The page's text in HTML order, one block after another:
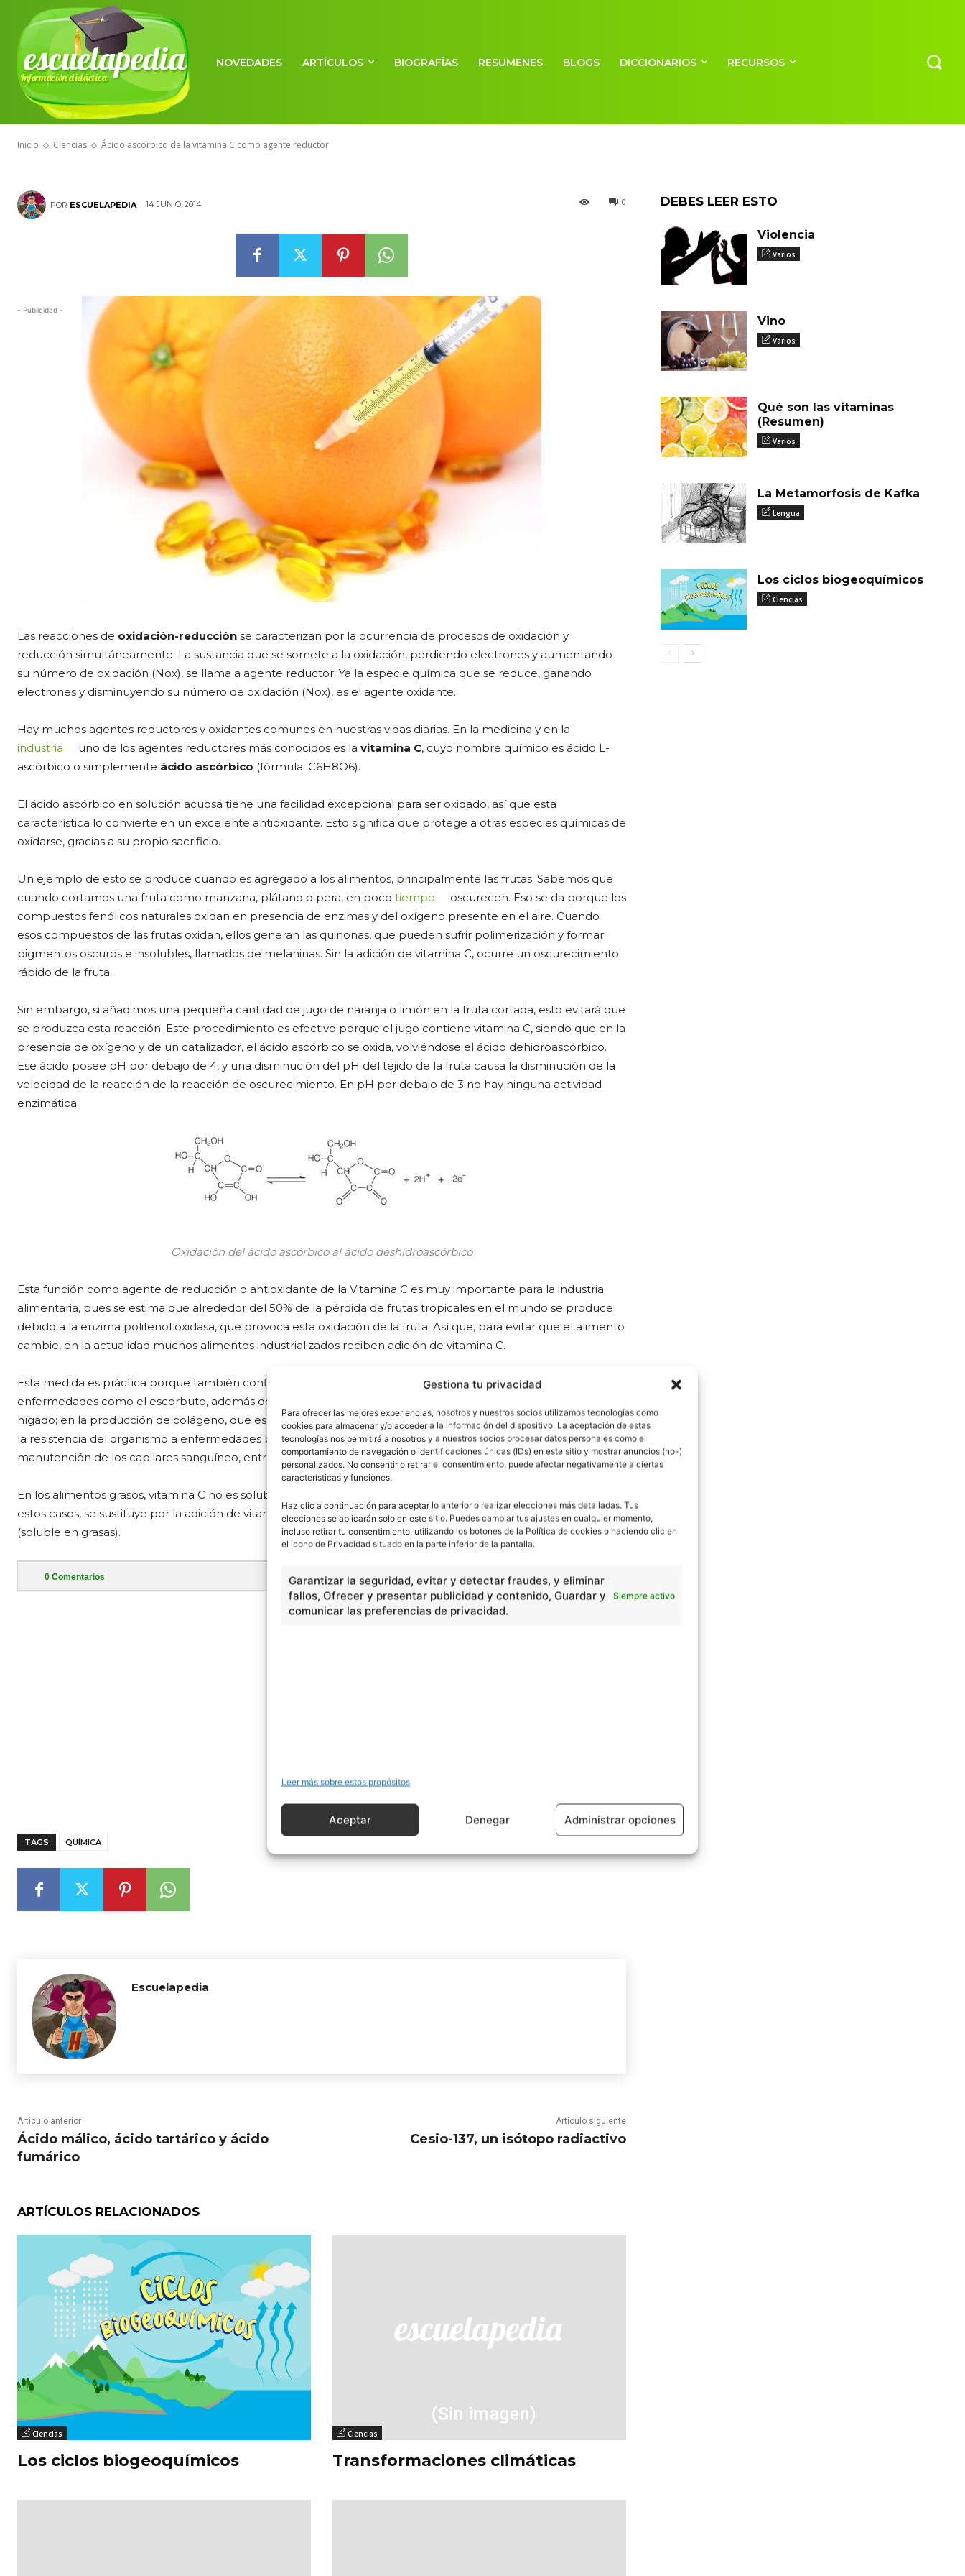
Gestiona tu privacidad
Para ofrecer las mejores experiencias, nosotros y nuestros socios utilizamos tecnologías como
cookies para almacenar y/o acceder a la información del dispositivo. La aceptación de estas
tecnologías nos permitirá a nosotros y a nuestros socios procesar datos personales como el
comportamiento de navegación o identificaciones únicas (IDs) en este sitio y mostrar anuncios (no-)
personalizados. No consentir o retirar el consentimiento, puede afectar negativamente a ciertas
características y funciones.
Haz clic a continuación para aceptar lo anterior o realizar elecciones más detalladas. Tus
elecciones se aplicarán solo en este sitio. Puedes cambiar tus ajustes en cualquier momento,
incluso retirar tu consentimiento, utilizando los botones de la Política de cookies o haciendo clic en
el icono de Privacidad situado en la parte inferior de la pantalla.
Garantizar la seguridad, evitar y detectar fraudes, y eliminar
fallos, Ofrecer y presentar publicidad y contenido, Guardar y
comunicar las preferencias de privacidad.
Siempre activo
Leer más sobre estos propósitos
Aceptar Denegar Administrar opciones
escuelapedia
Información didáctica
NOVEDADES ARTÍCULOS BIOGRAFÍAS RESUMENES BLOGS DICCIONARIOS RECURSOS
Inicio Ciencias Ácido ascórbico de la vitamina C como agente reductor
CIENCIAS
Ácido ascórbico de la vitamina C
como agente reductor
POR ESCUELAPEDIA 14 JUNIO, 2014 0
- Publicidad -
Las reacciones de oxidación-reducción se caracterizan por la ocurrencia de procesos de oxidación y
reducción simultáneamente. La sustancia que se somete a la oxidación, perdiendo electrones y aumentando
su número de oxidación (Nox), se llama a agente reductor. Ya la especie química que se reduce, ganando
electrones y disminuyendo su número de oxidación (Nox), es el agente oxidante.
Hay muchos agentes reductores y oxidantes comunes en nuestras vidas diarias. En la medicina y en la
industria
uno de los agentes reductores más conocidos es la vitamina C, cuyo nombre químico es ácido L-
ascórbico o simplemente ácido ascórbico (fórmula: C6H8O6).
El ácido ascórbico en solución acuosa tiene una facilidad excepcional para ser oxidado, así que esta
característica lo convierte en un excelente antioxidante. Esto significa que protege a otras especies químicas de
oxidarse, gracias a su propio sacrificio.
Un ejemplo de esto se produce cuando es agregado a los alimentos, principalmente las frutas. Sabemos que
cuando cortamos una fruta como manzana, plátano o pera, en poco tiempo
oscurecen. Eso se da porque los
compuestos fenólicos naturales oxidan en presencia de enzimas y del oxígeno presente en el aire. Cuando
esos compuestos de las frutas oxidan, ellos generan las quinonas, que pueden sufrir polimerización y formar
pigmentos oscuros e insolubles, llamados de melaninas. Sin la adición de vitamina C, ocurre un oscurecimiento
rápido de la fruta.
Sin embargo, si añadimos una pequeña cantidad de jugo de naranja o limón en la fruta cortada, esto evitará que
se produzca esta reacción. Este procedimiento es efectivo porque el jugo contiene vitamina C, siendo que en la
presencia de oxígeno y de un catalizador, el ácido ascórbico se oxida, volviéndose el ácido dehidroascórbico.
Ese ácido posee pH por debajo de 4, y una disminución del pH del tejido de la fruta causa la disminución de la
velocidad de la reacción de la reacción de oscurecimiento. En pH por debajo de 3 no hay ninguna actividad
enzimática.
Oxidación del ácido ascórbico al ácido deshidroascórbico
Esta función como agente de reducción o antioxidante de la Vitamina C es muy importante para la industria
alimentaria, pues se estima que alrededor del 50% de la pérdida de frutas tropicales en el mundo se produce
debido a la enzima polifenol oxidasa, que provoca esta oxidación de la fruta. Así que, para evitar que el alimento
cambie, en la actualidad muchos alimentos industrializados reciben adición de vitamina C.
Esta medida es práctica porque también confiere al alimento el valor nutricional de la vitamina C, que previene
enfermedades como el escorbuto, además de actuar en la acumulación de hierro en la médula ósea, bazo e
hígado; en la producción de colágeno, que es una proteína de tejido conjuntivo; también en la manutención de
la resistencia del organismo a enfermedades bacterias y virales; en la formación dehuesos
y dientes; en la
manutención de los capilares sanguíneo, entre otras.
En los alimentos grasos, vitamina C no es soluble, porque, como hemos visto, ella soluble en agua. Entonces, en
estos casos, se sustituye por la adición de vitamina E, que también actúa como un antioxidante liposoluble
(soluble en grasas).
0 Comentarios
- Publicidad -
TAGS QUÍMICA
Escuelapedia
Artículo anterior
Ácido málico, ácido tartárico y ácido
fumárico
Artículo siguiente
Cesio-137, un isótopo radiactivo
ARTÍCULOS RELACIONADOS
Ciencias
Los ciclos biogeoquímicos
Ciencias
Transformaciones climáticas
DEBES LEER ESTO
Violencia
Varios
Vino
Varios
Qué son las vitaminas
(Resumen)
Varios
La Metamorfosis de Kafka
Lengua
Los ciclos biogeoquímicos
Ciencias